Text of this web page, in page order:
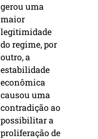
gerou uma
maior
legitimidade
do regime, por
outro, a
estabilidade
econômica
causou uma
contradição ao
possibilitar a
proliferação de